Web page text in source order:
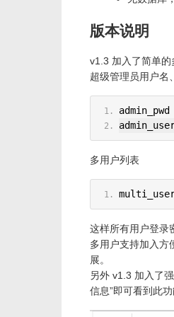
版本说明
v1.3 加入了简单
超级管理员用户名
admin_pwd
多用户列表
这样所有用户登录
多用户支持加入方
展。
另外 v1.3 加入了
信息”即可看到此功